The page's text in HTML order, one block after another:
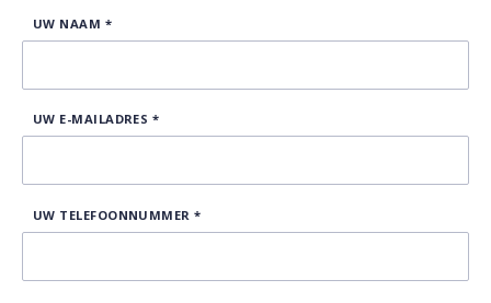
UW NAAM *
UW E-MAILADRES *
UW TELEFOONNUMMER*